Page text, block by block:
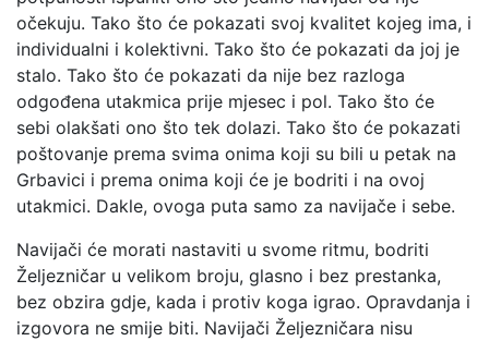
očekuju. Tako što će pokazati svoj kvalitet kojeg ima, i
individualni i kolektivni. Tako što će pokazati da joj je
stalo. Tako što će pokazati da nije bez razloga
odgođena utakmica prije mjesec i pol. Tako što će
sebi olakšati ono što tek dolazi. Tako što će pokazati
poštovanje prema svima onima koji su bili u petak na
Grbavici i prema onima koji će je bodriti i na ovoj
utakmici. Dakle, ovoga puta samo za navijače i sebe.
Navijači će morati nastaviti u svome ritmu, bodriti
Željezničar u velikom broju, glasno i bez prestanka,
bez obzira gdje, kada i protiv koga igrao. Opravdanja i
izgovora ne smije biti. Navijači Željezničara nisu